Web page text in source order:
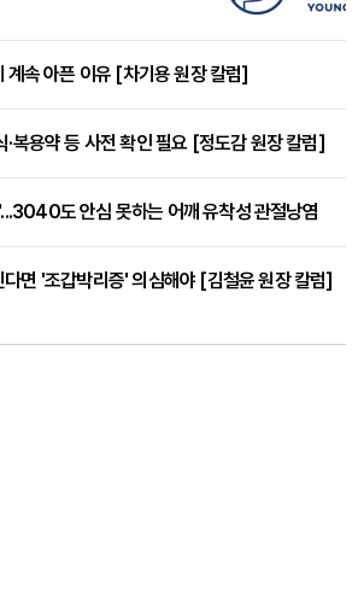
계속 아픈 이유 [차기용 원장 칼럼]
·복용약 등 사전 확인 필요 [정도감 원장 칼럼]
도 안심 못하는 어깨 유착성 관절낭염
면 '조갑박리증' 의심해야 [김철윤 원장 칼럼]